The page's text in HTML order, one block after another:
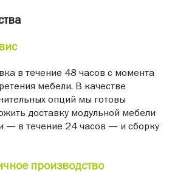
в течение 48 часов с момента
мебели. В качестве
опций мы готовы
доставку модульной мебели
— в течение 24 часов — и сборку
производство